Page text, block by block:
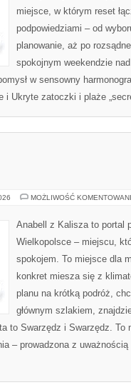
miejsce, w którym reset
podpowiedziami – od
planowanie, aż po
spokojnym weekendzie
w sensowny
i Ukryte zatoczki i plaże
MOŻLIWOŚĆ
Anabell z Kalisza to portal
Wielkopolsce – miejscu,
spokojem. To miejsce dla
konkret miesza się z
planu na krótką podróż,
głównym szlakiem,
to Swarzędz i Swarzędz. To
– prowadzona z